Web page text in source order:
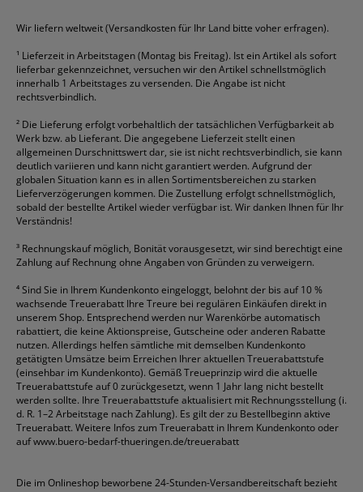
HP
alle Marken anzeigen
Wir liefern weltweit (Versandkosten für Ihr Land bitte voher erfragen).
¹ Lieferzeit in Arbeitstagen (Montag bis Freitag). Ist ein Artikel als sofort
lieferbar gekennzeichnet, versuchen wir den Artikel schnellstmöglich
innerhalb 1 Arbeitstages zu versenden. Die Angabe ist nicht
rechtsverbindlich.
² Die Lieferung erfolgt vorbehaltlich der tatsächlichen Verfügbarkeit ab
Werk bzw. ab Lieferant. Die angegebene Lieferzeit stellt einen
allgemeinen Durschnittswert dar, sie ist nicht rechtsverbindlich, sie kann
deutlich variieren und kann nicht garantiert werden. Aufgrund der
globalen Situation kann es in allen Sortimentsbereichen zu starken
Lieferverzögerungen kommen. Die Zustellung erfolgt schnellstmöglich,
sobald der bestellte Artikel wieder verfügbar ist. Wir danken Ihnen für Ihr
Verständnis!
³ Rechnungskauf möglich, Bonität vorausgesetzt, wir sind berechtigt eine
Zahlung auf Rechnung ohne Angaben von Gründen zu verweigern.
⁴Sind Sie in Ihrem Kundenkonto eingeloggt, belohnt der bis auf 10 %
wachsende Treuerabatt Ihre Treure bei regulären Einkäufen direkt in
unserem Shop. Entsprechend werden nur Warenkörbe automatisch
rabattiert, die keine Aktionspreise, Gutscheine oder anderen Rabatte
nutzen. Allerdings helfen sämtliche mit demselben Kundenkonto
getätigten Umsätze beim Erreichen Ihrer aktuellen Treuerabattstufe
(einsehbar im Kundenkonto). Gemäß Treueprinzip wird die aktuelle
Treuerabattstufe auf 0 zurückgesetzt, wenn 1 Jahr lang nicht bestellt
werden sollte. Ihre Treuerabattstufe aktualisiert mit Rechnungsstellung (i.
d. R. 1–2 Arbeitstage nach Zahlung). Es gilt der zu Bestellbeginn aktive
Treuerabatt. Weitere Infos zum Treuerabatt in Ihrem Kundenkonto oder
aufwww.buero-bedarf-thueringen.de/treuerabatt
Die im Onlineshop beworbene 24-Stunden-Versandbereitschaft bezieht